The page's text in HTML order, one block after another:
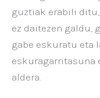
guztiak erabili
ez daitezen galdu,
gabe eskuratu eta
eskuragarritasuna
aldera.